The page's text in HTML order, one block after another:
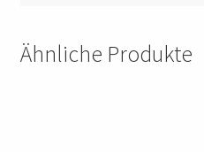
Ähnliche Produkte